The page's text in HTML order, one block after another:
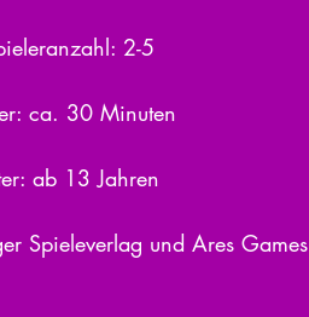
2-5
ca. 30 Minuten
ab 13 Jahren
Spieleverlag und Ares Games